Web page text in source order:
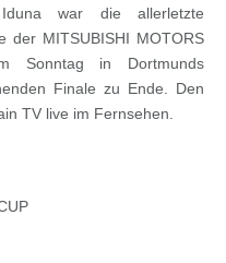
war die allerletzte
der MITSUBISHI MOTORS
Sonntag in Dortmunds
Finale zu Ende. Den
TV live im Fernsehen.